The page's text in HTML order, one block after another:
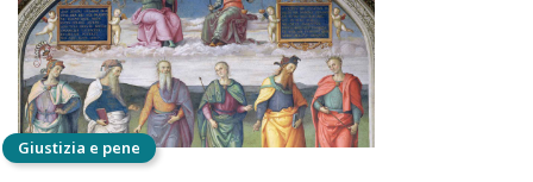
Giustizia e pene